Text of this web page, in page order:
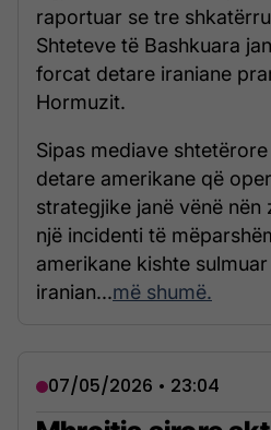
raportuar se tre
Shteteve të Bashkuara
forcat detare iraniane
Hormuzit.
Sipas mediave
detare amerikane që
strategjike janë vënë
një incidenti të
amerikane kishte
iranian...më shumë.
07/05/2026 • 23:04